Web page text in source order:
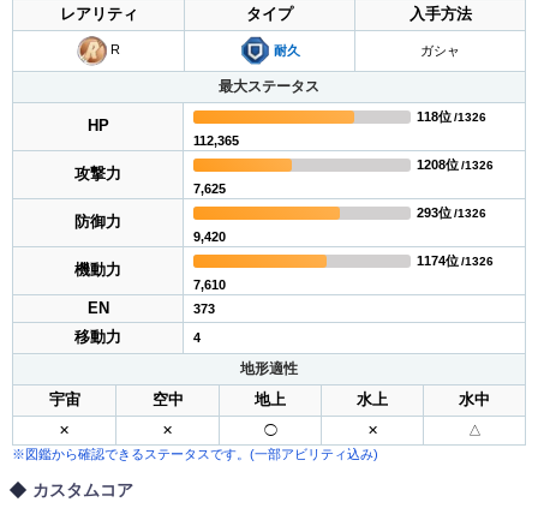
レアリティ
タイプ 入手方法
R 耐久 ガシャ
最大ステータス
HP
112,365
118位 /1326
攻撃力
7,625
1208位 /1326
防御力
9,420
293位 /1326
機動力
7,610
1174位 /1326
EN 373
移動力 4
地形適性
宇宙
空中 地上 水上 水中
✕ ✕ ◯ ✕
△
※図鑑から確認できるステータスです。(一部アビリティ込み)
カスタムコア